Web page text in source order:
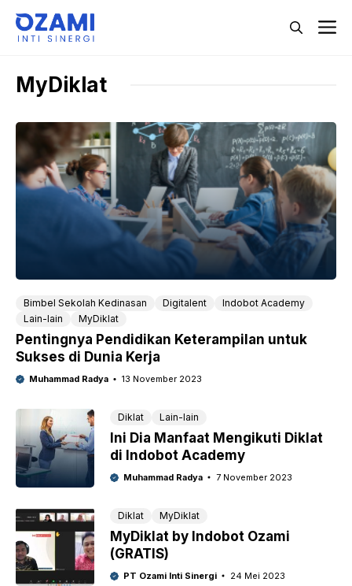
MyDiklat
Bimbel Sekolah Kedinasan Digitalent
Indobot Academy
Lain-lain
MyDiklat
Pentingnya Pendidikan Keterampilan untuk
Sukses di Dunia Kerja
Muhammad Radya 13 November 2023
Diklat Lain-lain
Ini Dia Manfaat Mengikuti Diklat
di Indobot Academy
Muhammad Radya 7 November 2023
Diklat MyDiklat
MyDiklat by Indobot Ozami
(GRATIS)
PT Ozami Inti Sinergi 24 Mei 2023